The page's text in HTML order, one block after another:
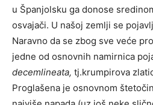
u Španjolsku ga donose
osvajači. U našoj zemlji se
Naravno da se zbog sve veće
jedne od osnovnih namirnica
decemlineata, tj.krumpirova
Proglašena je osnovnom